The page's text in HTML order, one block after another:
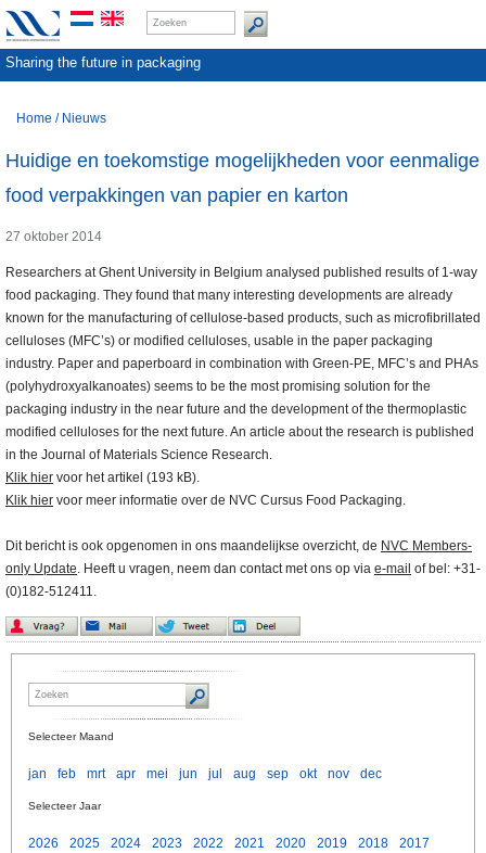
Sharing the future in packaging
Home / Nieuws
Huidige en toekomstige mogelijkheden voor eenmalige
food verpakkingen van papier en karton
27 oktober 2014
Researchers at Ghent University in Belgium analysed published results of 1-way
food packaging. They found that many interesting developments are already
known for the manufacturing of cellulose-based products, such as microfibrillated
celluloses (MFC’s) or modified celluloses, usable in the paper packaging
industry. Paper and paperboard in combination with Green-PE, MFC’s and PHAs
(polyhydroxyalkanoates) seems to be the most promising solution for the
packaging industry in the near future and the development of the thermoplastic
modified celluloses for the next future. An article about the research is published
in the Journal of Materials Science Research.
Klik hier voor het artikel (193 kB).
Klik hier voor meer informatie over de NVC Cursus Food Packaging.
Dit bericht is ook opgenomen in ons maandelijkse overzicht, de NVC Members-
only Update. Heeft u vragen, neem dan contact met ons op via e-mail of bel: +31-
(0)182-512411.
Selecteer Maand
jan feb mrt apr mei jun jul aug sep okt nov dec
Selecteer Jaar
2026 2025 2024 2023 2022 2021 2020 2019 2018
2017